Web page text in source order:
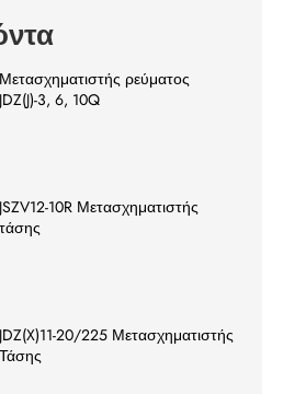
Μετασχηματιστής ρεύματος
JDZ(J)-3, 6, 10Q
JSZV12-10R Μετασχηματιστής
τάσης
JDZ(X)11-20/225 Μετασχηματιστής
Τάσης